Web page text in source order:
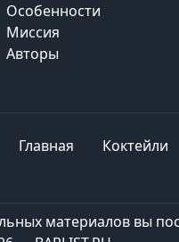
Особенности
Миссия
Авторы
Главная Коктейли
материалов вы